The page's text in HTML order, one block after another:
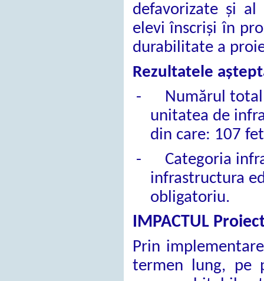
defavorizate și
elevi înscriși în
durabilitate a
Rezultatele
-
Numărul
unitatea de
din care: 107
-
Categoria
infrastructura
obligatoriu.
IMPACTUL
Prin
termen lung, pe